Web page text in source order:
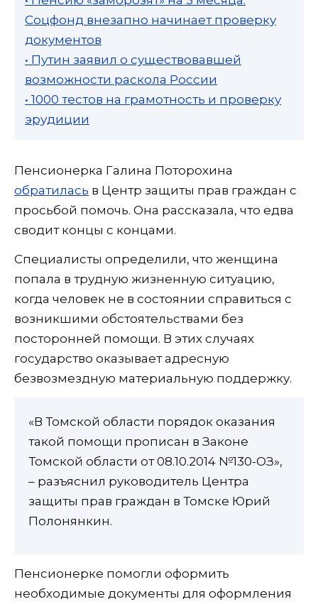
Соцфонд внезапно начинает проверку
документов
• Путин заявил о существовавшей
возможности раскола России
• 1000 тестов на грамотность и проверку
эрудиции
Пенсионерка Галина Поторохина
обратилась в Центр защиты прав граждан с
просьбой помочь. Она рассказала, что едва
сводит концы с концами.
Специалисты определили, что женщина
попала в трудную жизненную ситуацию,
когда человек не в состоянии справиться с
возникшими обстоятельствами без
посторонней помощи. В этих случаях
государство оказывает адресную
безвозмездную материальную поддержку.
«В Томской области порядок оказания
такой помощи прописан в Законе
Томской области от 08.10.2014 №130-ОЗ»,
– разъяснил руководитель Центра
защиты прав граждан в Томске Юрий
Полонянкин.
Пенсионерке помогли оформить
необходимые документы для оформления